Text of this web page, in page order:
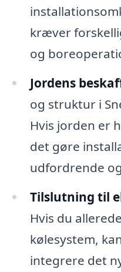
kræver
og
Jordens
og struktur i
Hvis jorden er
det gøre
udfordrende
Tilslutning til
Hvis du
kølesystem,
integrere det